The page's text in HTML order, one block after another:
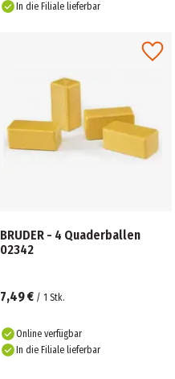
In die Filiale lieferbar
BRUDER - 4 Quaderballen
02342
7,49 € / 1 Stk.
Online verfügbar
In die Filiale lieferbar